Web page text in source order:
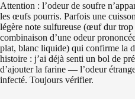
Attention : l’odeur de soufre
les œufs pourris. Parfois une
légère note sulfureuse (œuf dur trop
combinaison d’une odeur
plat, blanc liquide) qui confirme la
histoire : j’ai déjà senti un bol de
d’ajouter la farine — l’odeur
infecté. Toujours vérifier.